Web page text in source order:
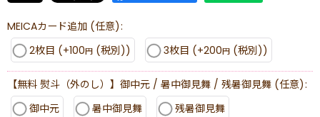
MEICAカード追加 (任意):
2枚目 (+100円 (税別)) 3枚目 (+200円 (税別))
【無料 熨斗（外のし）】御中元 / 暑中御見舞 / 残暑御見舞 (任意):
御中元
暑中御見舞 残暑御見舞